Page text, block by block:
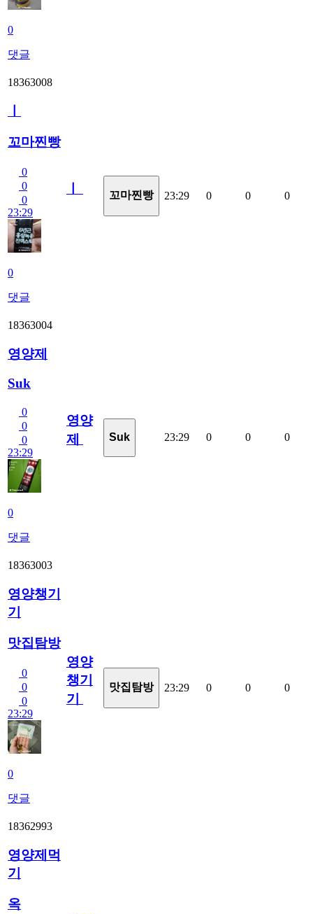
0
댓글
18363008
꼬마찐빵
0
0
0
23:29
0
댓글
꼬마찐빵 23:29 0 0 0
18363004
영양제
Suk
0
0
0
23:29
0
댓글
영양
제
Suk 23:29 0 0 0
18363003
영양챙기
기
맛집탐방
0
0
0
23:29
0
댓글
영양
챙기
기
맛집탐방 23:29 0 0 0
18362993
영양제먹
기
옥